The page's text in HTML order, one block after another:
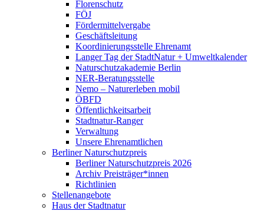
Florenschutz
FÖJ
Fördermittelvergabe
Geschäftsleitung
Koordinierungsstelle Ehrenamt
Langer Tag der StadtNatur + Umweltkalender
Naturschutzakademie Berlin
NER-Beratungsstelle
Nemo – Naturerleben mobil
ÖBFD
Öffentlichkeitsarbeit
Stadtnatur-Ranger
Verwaltung
Unsere Ehrenamtlichen
Berliner Naturschutzpreis
Berliner Naturschutzpreis 2026
Archiv Preisträger*innen
Richtlinien
Stellenangebote
Haus der Stadtnatur